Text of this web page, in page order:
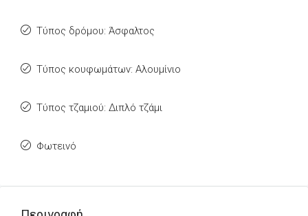
Τύπος δρόμου: Άσφαλτος
Τύπος κουφωμάτων: Αλουμίνιο
Τύπος τζαμιού: Διπλό τζάμι
Φωτεινό